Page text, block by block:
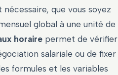
que vous soyez
global à une unité de
horaire permet de vérifier
salariale ou de fixer
formules et les variables